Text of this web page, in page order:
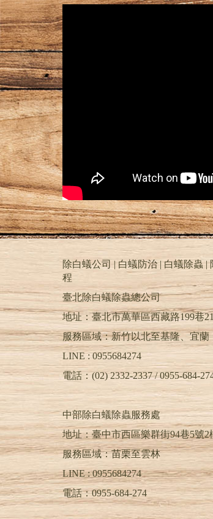
除白蟻公司 | 白蟻防治 | 白蟻除蟲
程
臺北除白蟻除蟲總公司
地址：臺北市萬華區西藏路199巷
服務區域：新竹以北至基隆、宜蘭
LINE : 0955684274
電話：(02) 2332-2337 / 0955-684-
中部除白蟻除蟲服務處
地址：臺中市西區樂群街94巷5號2
服務區域：苗栗至雲林
LINE :0955684274
電話：0955-684-274